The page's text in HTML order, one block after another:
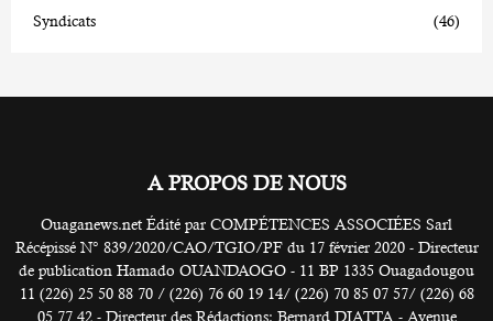
Syndicats
(46)
A PROPOS DE NOUS
Ouaganews.net Édité par COMPÉTENCES ASSOCIÉES Sarl
Récépissé N° 839/2020/CAO/TGIO/PF du 17 février 2020 - Directeur
de publication Hamado OUANDAOGO - 11 BP 1335 Ouagadougou
11 (226) 25 50 88 70 / (226) 76 60 19 14/ (226) 70 85 07 57/ (226) 68
05 77 42 - Directeur des Rédactions: Bernard DIATTA - Avenue